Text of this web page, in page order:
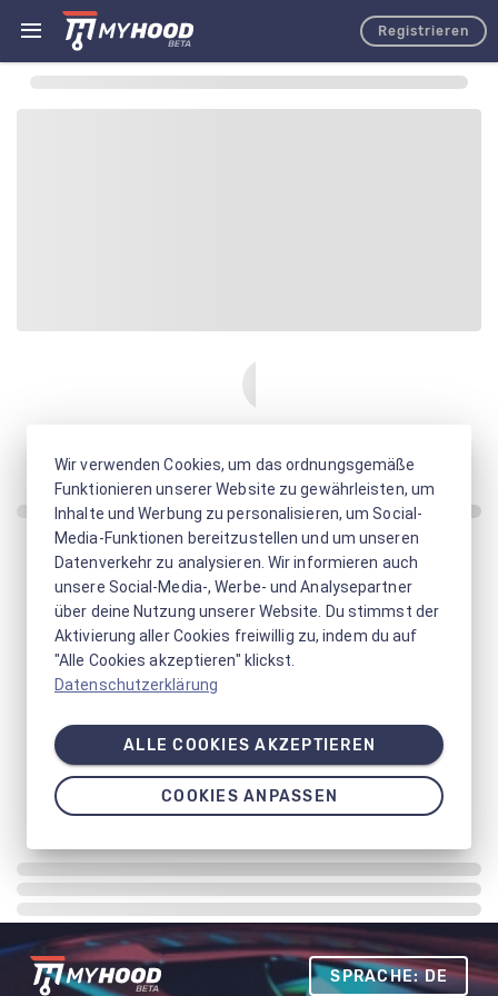
Registrieren
SPRACHE: DE
Wir verwenden Cookies, um das ordnungsgemäße
Funktionieren unserer Website zu gewährleisten, um
Inhalte und Werbung zu personalisieren, um Social-
Media-Funktionen bereitzustellen und um unseren
Datenverkehr zu analysieren. Wir informieren auch
unsere Social-Media-, Werbe- und Analysepartner
über deine Nutzung unserer Website. Du stimmst der
Aktivierung aller Cookies freiwillig zu, indem du auf
"Alle Cookies akzeptieren" klickst.
Datenschutzerklärung
ALLE COOKIES AKZEPTIEREN
COOKIES ANPASSEN